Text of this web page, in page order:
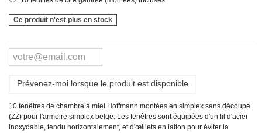
Ce produit n'est plus en stock
Prévenez-moi lorsque le produit est disponible
10 fenêtres de chambre à miel Hoffmann montées en simplex sans découpe
(ZZ) pour l'armoire simplex belge. Les fenêtres sont équipées d'un fil d'acier
inoxydable, tendu horizontalement, et d'œillets en laiton pour éviter la